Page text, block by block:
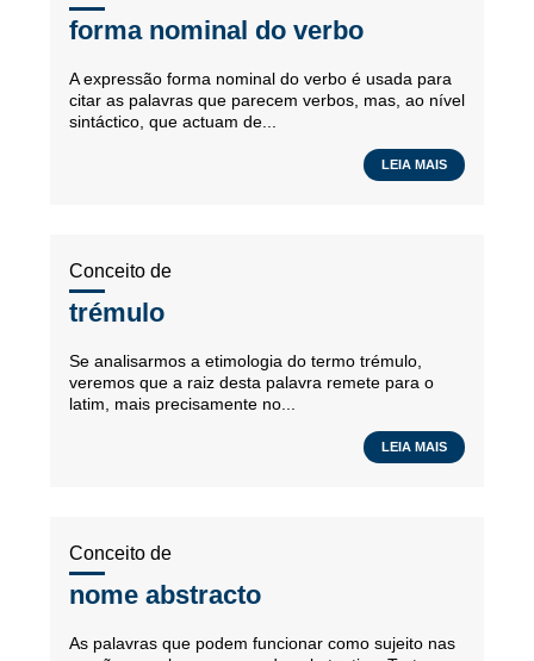
forma nominal do verbo
A expressão forma nominal do verbo é usada para
citar as palavras que parecem verbos, mas, ao nível
sintáctico, que actuam de...
LEIA MAIS
Conceito de
trémulo
Se analisarmos a etimologia do termo trémulo,
veremos que a raiz desta palavra remete para o
latim, mais precisamente no...
LEIA MAIS
Conceito de
nome abstracto
As palavras que podem funcionar como sujeito nas